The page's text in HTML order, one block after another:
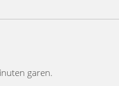
garen.